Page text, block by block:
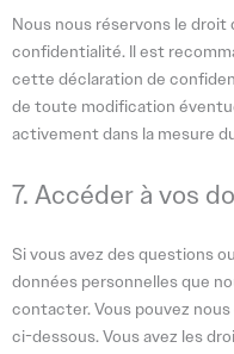
Nous nous réservons le
confidentialité. Il est
cette déclaration de
de toute modification
activement dans la mesure
7. Accéder à vos
Si vous avez des questions
données personnelles que
contacter. Vous pouvez
ci-dessous. Vous avez les